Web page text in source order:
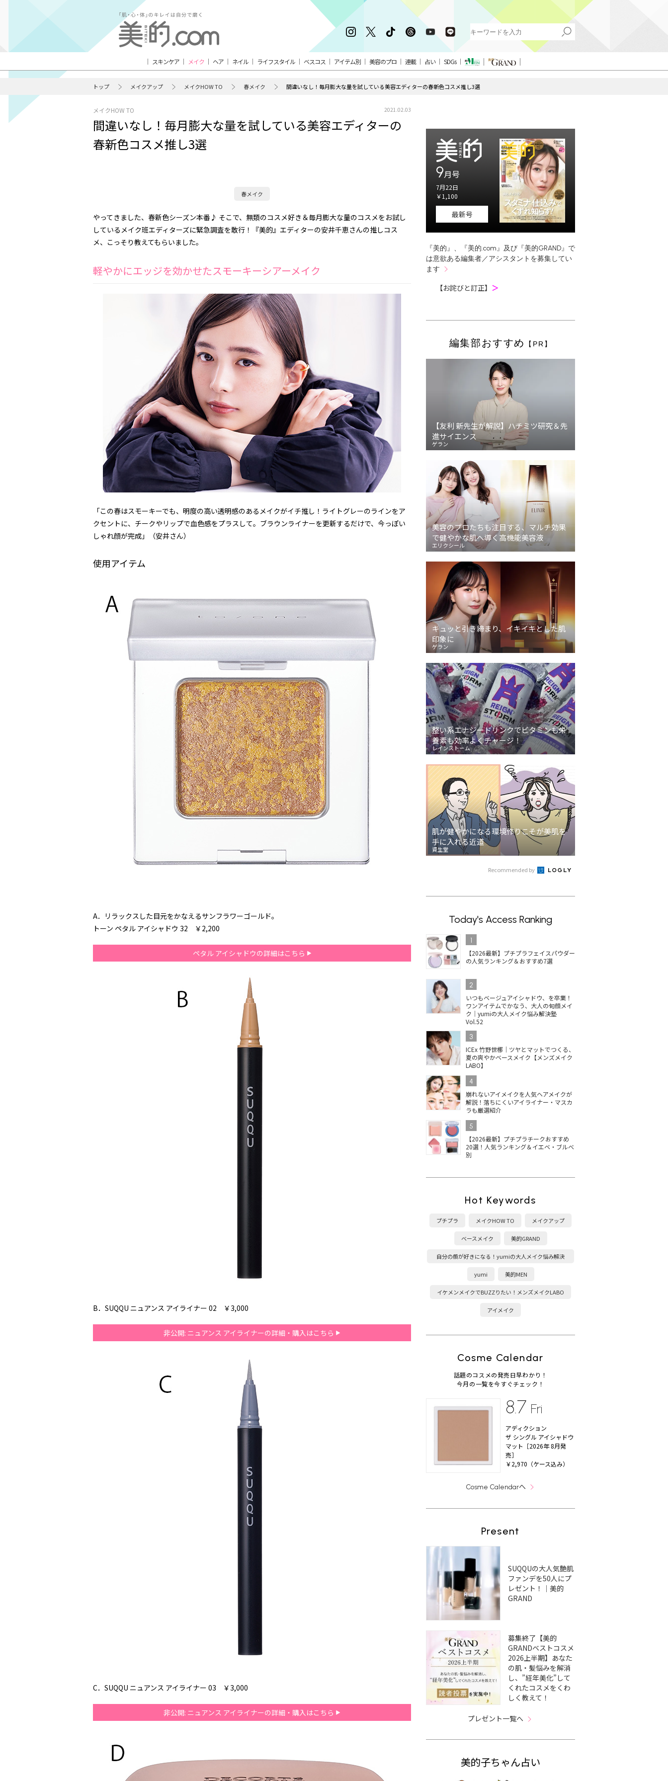
スキンケア メイク ヘア ネイル ライフスタイル ベスコス アイテム別 美容のプロ 連載 占い SDGs
トップ メイクアップ メイクHOW TO 春メイク 間違いなし！毎月膨大な量を試している美容エディターの春新色コスメ推し3選
メイクHOW TO 2021.02.03
間違いなし！毎月膨大な量を試している美容エディターの
春新色コスメ推し3選
春メイク
やってきました、春新色シーズン本番♪ そこで、無類のコスメ好き＆毎月膨大な量のコスメをお試し
しているメイク班エディターズに緊急調査を敢行！『美的』エディターの安井千恵さんの推しコス
メ、こっそり教えてもらいました。
軽やかにエッジを効かせたスモーキーシアーメイク
「この春はスモーキーでも、明度の高い透明感のあるメイクがイチ推し！ライトグレーのラインをア
クセントに、チークやリップで血色感をプラスして。ブラウンライナーを更新するだけで、今っぽい
しゃれ顔が完成」（安井さん）
使用アイテム
A．リラックスした目元をかなえるサンフラワーゴールド。
トーン ペタル アイシャドウ 32 ￥2,200
ペタル アイシャドウの詳細はこちら
B．SUQQU ニュアンス アイライナー 02 ￥3,000
非公開: ニュアンス アイライナーの詳細・購入はこちら
C．SUQQU ニュアンス アイライナー 03 ￥3,000
非公開: ニュアンス アイライナーの詳細・購入はこちら
9月号
7月22日
￥1,100
最新号
『美的』、『美的.com』及び『美的GRAND』で
は意欲ある編集者／アシスタントを募集してい
ます
【お詫びと訂正】 ＞
編集部おすすめ 【PR】
【友利 新先生が解説】ハチミツ研究＆先
進サイエンス
ゲラン
美容のプロたちも注目する、マルチ効果
で健やかな肌へ導く高機能美容液
エリクシール
キュッと引き締まり、イキイキとした肌
印象に
ゲラン
整い系エナジードリンクでビタミンも栄
養素も効率よくチャージ！
レインストーム
肌が健やかになる環境作りこそが美肌を
手に入れる近道
資生堂
Recommended by
Today's Access Ranking
1
【2026最新】プチプラフェイスパウダー
の人気ランキング＆おすすめ7選
2
いつもベージュアイシャドウ、を卒業！
ワンアイテムでかなう、大人の旬顔メイ
ク｜yumiの大人メイク悩み解決塾
Vol.52
3
ICEx 竹野世梛｜ツヤとマットでつくる、
夏の爽やかベースメイク【メンズメイク
LABO】
4
崩れないアイメイクを人気ヘアメイクが
解説！落ちにくいアイライナー・マスカ
ラも厳選紹介
5
【2026最新】プチプラチークおすすめ
20選！人気ランキング＆イエベ・ブルべ
別
Hot Keywords
プチプラ メイクHOW TO メイクアップ
ベースメイク 美的GRAND
自分の顔が好きになる！yumiの大人メイク悩み解決
yumi 美的MEN
イケメンメイクでBUZZりたい！メンズメイクLABO
アイメイク
Cosme Calendar
話題のコスメの発売日早わかり！
今月の一覧を今すぐチェック！
8.7 Fri
アディクション
ザ シングル アイシャドウ
マット［2026年 8月発
売］
￥2,970（ケース込み）
Cosme Calendarへ
Present
SUQQUの大人気艶肌
ファンデを50人にプ
レゼント！｜美的
GRAND
募集終了【美的
GRANDベストコスメ
2026上半期】あなた
の肌・髪悩みを解消
し、”経年美化”して
くれたコスメをくわ
しく教えて！
プレゼント一覧へ
美的子ちゃん占い